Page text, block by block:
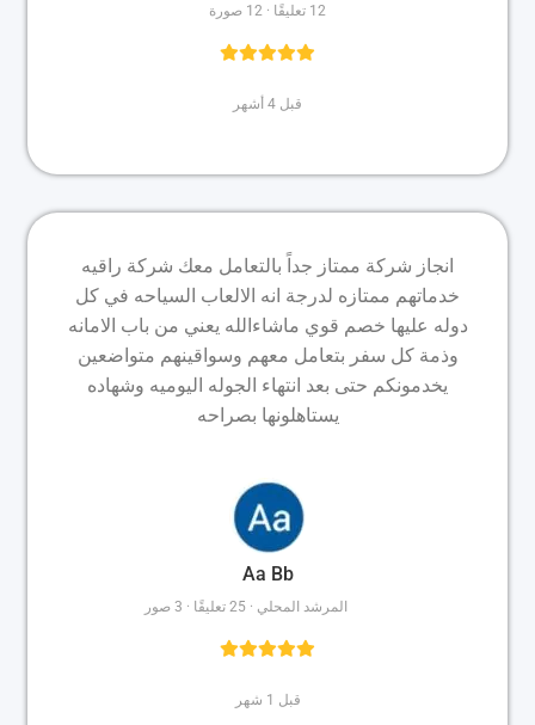
12 تعليقًا · 12 صورة
قبل 4 أشهر
انجاز شركة ممتاز جداً بالتعامل معك شركة راقيه
خدماتهم ممتازه لدرجة انه الالعاب السياحه في كل
دوله عليها خصم قوي ماشاءالله يعني من باب الامانه
وذمة كل سفر بتعامل معهم وسواقينهم متواضعين
يخدمونكم حتى بعد انتهاء الجوله اليوميه وشهاده
يستاهلونها بصراحه
Aa Bb
المرشد المحلي · 25 تعليقًا · 3 صور
قبل 1 شهر